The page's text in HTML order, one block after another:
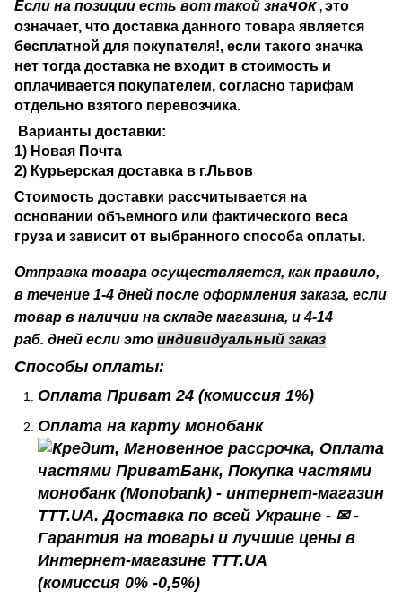
Если на позиции есть вот такой значок , это
означает, что доставка данного товара является
бесплатной для покупателя!, если такого значка
нет тогда доставка не входит в стоимость и
оплачивается покупателем, согласно тарифам
отдельно взятого перевозчика.
Варианты доставки:
1) Новая Почта
2) Курьерская доставка в г.Львов
Стоимость доставки рассчитывается на
основании объемного или фактического веса
груза и зависит от выбранного способа оплаты.
Отправка товара осуществляется, как правило,
в течение 1-4 дней после оформления заказа, если
товар в наличии на складе магазина, и 4-14
раб. дней если это индивидуальный заказ
Способы оплаты:
Оплата Приват 24 (комиссия 1%)
Оплата на карту монобанк
(комиссия 0% -0,5%)